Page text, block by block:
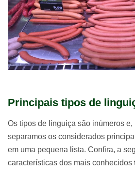
Principais tipos de
Os tipos de linguiça são inúmeros e,
separamos os considerados
em uma pequena lista. Confira, a
características dos mais conhecidos